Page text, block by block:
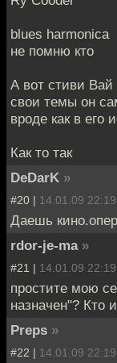
blues harmonica
не помню кто
А вот стиви Вай
свои темы он
вроде как в его
Как то так
DeDarK »
#20 | 14.01.09 22:19
Даешь
rdor-je-ma »
#21 | 14.01.09 22:19
простите мою
назначен"? Кто
Preps »
#22 | 14.01.09 22:19